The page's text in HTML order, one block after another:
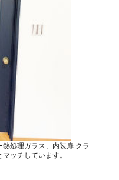
処理ガラス、内装扉 クラ
ッチしています。